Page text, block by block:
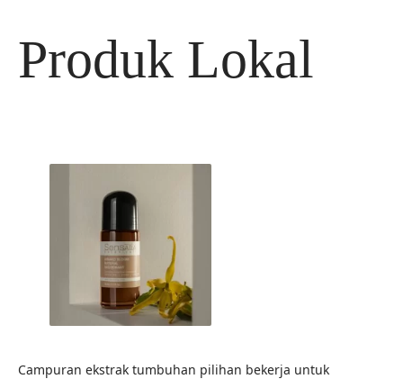
Produk Lokal
Campuran ekstrak tumbuhan pilihan bekerja untuk